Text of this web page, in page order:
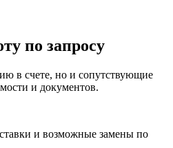
по запросу
в счете, но и сопутствующие
и документов.
и возможные замены по